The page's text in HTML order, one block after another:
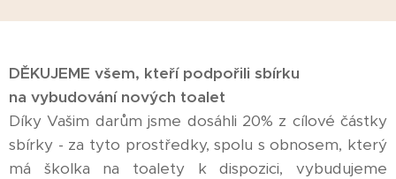
DĚKUJEME všem, kteří podpořili sbírku
na vybudování nových toalet
Díky Vašim darům jsme dosáhli 20% z cílové částky
sbírky - za tyto prostředky, spolu s obnosem, který
má školka na toalety k dispozici, vybudujeme